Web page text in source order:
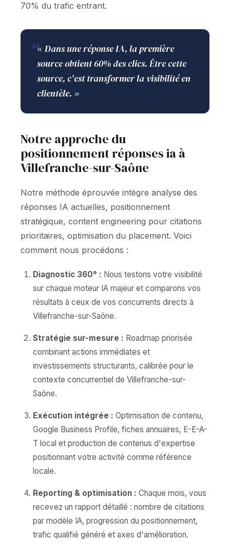
70% du trafic entrant.
❝« Dans une réponse IA, la première
source obtient 60% des clics. Être cette
source, c'est transformer la visibilité en
clientèle. »
Notre approche du
positionnement réponses ia à
Villefranche-sur-Saône
Notre méthode éprouvée intègre analyse des
réponses IA actuelles, positionnement
stratégique, content engineering pour citations
prioritaires, optimisation du placement. Voici
comment nous procédons :
Diagnostic 360° : Nous testons votre visibilité
sur chaque moteur IA majeur et comparons vos
résultats à ceux de vos concurrents directs à
Villefranche-sur-Saône.
Stratégie sur-mesure : Roadmap priorisée
combinant actions immédiates et
investissements structurants, calibrée pour le
contexte concurrentiel de Villefranche-sur-
Saône.
Exécution intégrée : Optimisation de contenu,
Google Business Profile, fiches annuaires, E-E-A-
T local et production de contenus d'expertise
positionnant votre activité comme référence
locale.
Reporting & optimisation : Chaque mois, vous
recevez un rapport détaillé : nombre de citations
par modèle IA, progression du positionnement,
trafic qualifié généré et axes d'amélioration.